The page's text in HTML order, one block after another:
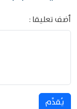
أضف تعليقا :
يُقدِّم